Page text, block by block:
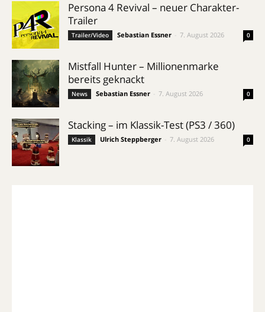
Persona 4 Revival – neuer Charakter-
Trailer
Trailer/Video Sebastian Essner 7. August 2026 0
Mistfall Hunter – Millionenmarke
bereits geknackt
News Sebastian Essner 7. August 2026 0
Stacking – im Klassik-Test (PS3 / 360)
Klassik Ulrich Steppberger 7. August 2026 0